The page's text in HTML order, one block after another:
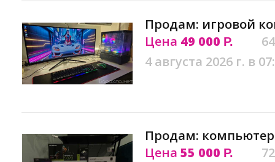
Продам: игровой
Цена 49 000 Р.
4 августа 2026 г. в
Продам:
Цена 55 000 Р.